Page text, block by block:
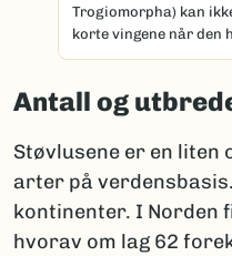
Trogiomorpha) kan
korte vingene når den
Antall og
Støvlusene er en liten
arter på
kontinenter. I Norden
hvorav om lag 62